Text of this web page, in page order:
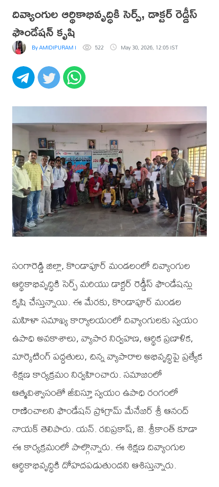
దివ్యాంగుల ఆర్థికాభివృద్ధికి సెర్ప్, డాక్టర్ రెడ్డీస్
ఫౌండేషన్ కృషి
By AMIDIPURAM MAHESH KUMAR
522 May 30, 2026, 12:05 IST
సంగారెడ్డి జిల్లా, కొండాపూర్ మండలంలో దివ్యాంగుల
ఆర్థికాభివృద్ధికి సెర్ప్ మరియు డాక్టర్ రెడ్డీస్ ఫౌండేషన్లు
కృషి చేస్తున్నాయి. ఈ మేరకు, కొండాపూర్ మండల
మహిళా సమాఖ్య కార్యాలయంలో దివ్యాంగులకు స్వయం
ఉపాధి అవకాశాలు, వ్యాపార నిర్వహణ, ఆర్థిక ప్రణాళిక,
మార్కెటింగ్ పద్ధతులు, చిన్న వ్యాపారాల అభివృద్ధిపై ప్రత్యేక
శిక్షణ కార్యక్రమం నిర్వహించారు. సమాజంలో
ఆత్మవిశ్వాసంతో జీవిస్తూ స్వయం ఉపాధి రంగంలో
రాణించాలని ఫౌండేషన్ ప్రోగ్రామ్ మేనేజర్ శ్రీ ఆనంద్
నాయక్ తెలిపారు. యన్. రవిప్రకాష్, జె. శ్రీకాంత్ కూడా
ఈ కార్యక్రమంలో పాల్గొన్నారు. ఈ శిక్షణ దివ్యాంగుల
ఆర్థికాభివృద్ధికి దోహదపడుతుందని ఆశిస్తున్నారు.